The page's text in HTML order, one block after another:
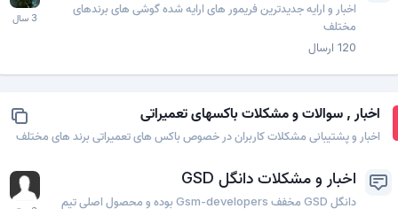
اخبار و ارایه جدیدترین فریمور های ارایه شده گوشی های برندهای
مختلف
120 ارسال
اخبار , سوالات و مشکلات باکسهای تعمیراتی
اخبار و پشتیبانی مشکلات کاربران در خصوص باکس های تعمیراتی برند های مختلف
اخبار و مشکلات دانگل GSD
دانگل GSD مخفف Gsm-developers بوده و محصول اصلی تیم